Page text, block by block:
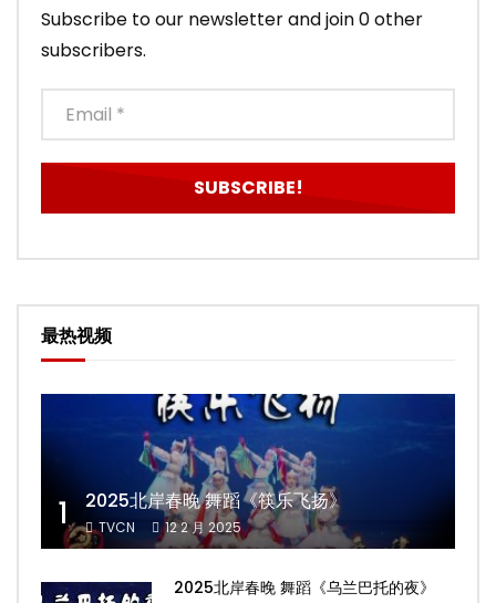
Subscribe to our newsletter and join 0 other
subscribers.
最热视频
1 2025北岸春晚 舞蹈《筷乐飞扬》
TVCN 12 2 月 2025
2025北岸春晚 舞蹈《乌兰巴托的夜》